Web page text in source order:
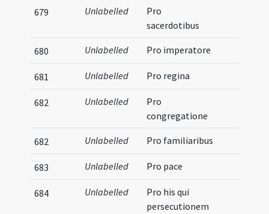
679 Unlabelled
Pro
sacerdotibus
680 Unlabelled Pro imperatore
681 Unlabelled Pro regina
682 Unlabelled
Pro
congregatione
682 Unlabelled Pro familiaribus
683 Unlabelled Pro pace
684 Unlabelled
Pro his qui
persecutionem